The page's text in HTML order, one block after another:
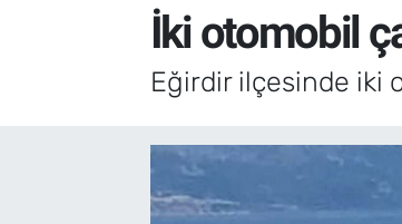
İki otomobil
Eğirdir ilçesinde iki